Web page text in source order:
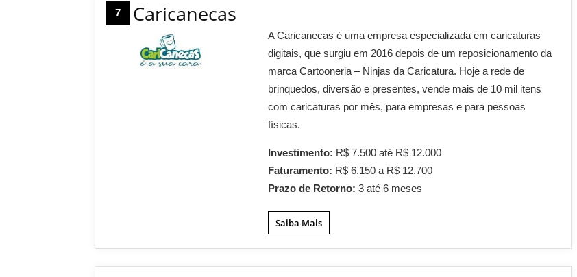
7 Caricanecas
A Caricanecas é uma empresa especializada em caricaturas
digitais, que surgiu em 2016 depois de um reposicionamento da
marca Cartooneria – Ninjas da Caricatura. Hoje a rede de
brinquedos, diversão e presentes, vende mais de 10 mil itens
com caricaturas por mês, para empresas e para pessoas
físicas.
Investimento: R$ 7.500 até R$ 12.000
Faturamento: R$ 6.150 a R$ 12.700
Prazo de Retorno:3 até 6 meses
Saiba Mais